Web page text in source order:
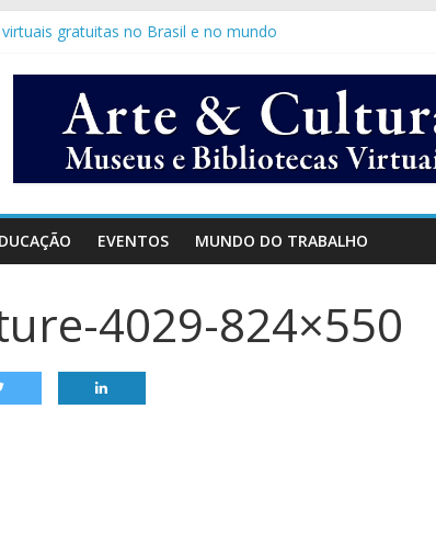
gratuitas no Brasil e no mundo
com livros online gratuitos!
EVENTOS MUNDO DO TRABALHO
4029-824×550